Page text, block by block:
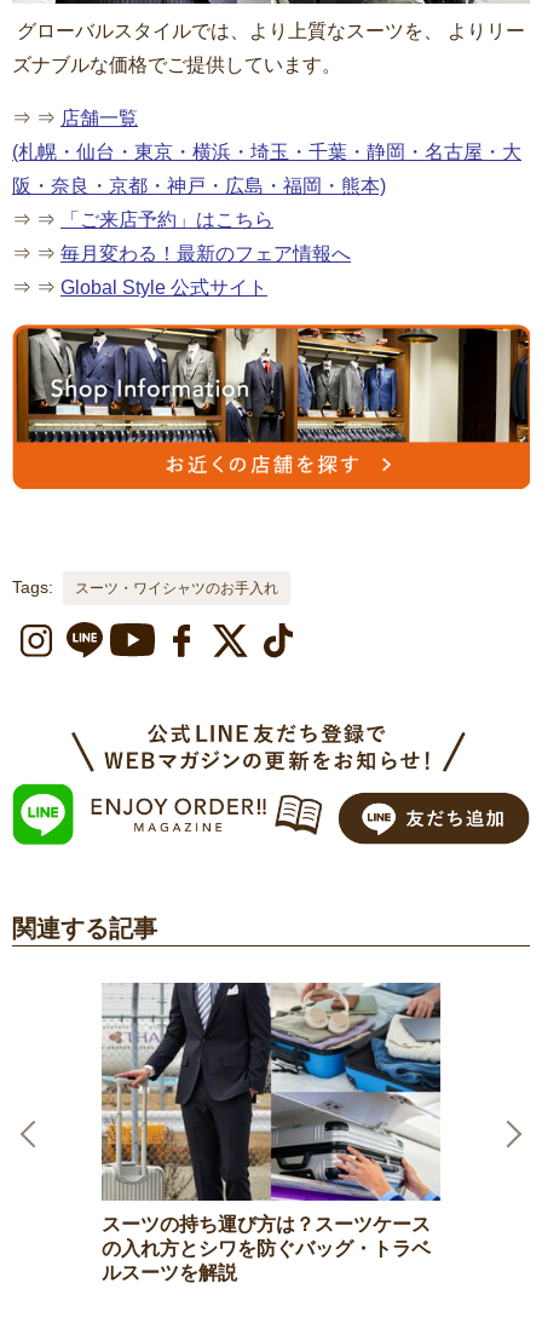
グローバルスタイルでは、より上質なスーツを、 よりリー
ズナブルな価格でご提供しています。
⇒ ⇒ 店舗一覧
(札幌・仙台・東京・横浜・埼玉・千葉・静岡・名古屋・大
阪・奈良・京都・神戸・広島・福岡・熊本)
⇒ ⇒
「ご来店予約」はこちら
⇒ ⇒ 毎月変わる ！ 最新のフェア情報へ
⇒ ⇒ Global Style 公式サイト
Tags: スーツ・ワイシャツのお手入れ
関連する記事
Previous
スーツの持ち運び方は？スーツケース
の入れ方とシワを防ぐバッグ・トラベ
ルスーツを解説
Next